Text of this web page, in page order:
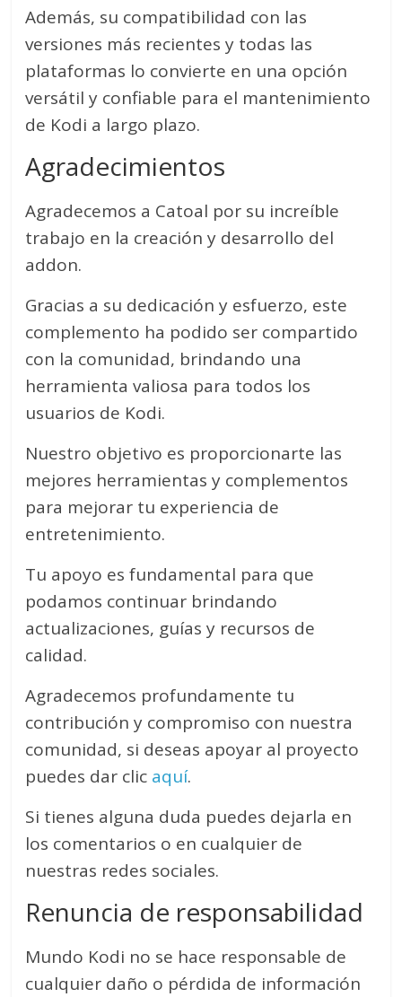
Además, su compatibilidad con las
versiones más recientes y todas las
plataformas lo convierte en una opción
versátil y confiable para el mantenimiento
de Kodi a largo plazo.
Agradecimientos
Agradecemos a Catoal por su increíble
trabajo en la creación y desarrollo del
addon.
Gracias a su dedicación y esfuerzo, este
complemento ha podido ser compartido
con la comunidad, brindando una
herramienta valiosa para todos los
usuarios de Kodi.
Nuestro objetivo es proporcionarte las
mejores herramientas y complementos
para mejorar tu experiencia de
entretenimiento.
Tu apoyo es fundamental para que
podamos continuar brindando
actualizaciones, guías y recursos de
calidad.
Agradecemos profundamente tu
contribución y compromiso con nuestra
comunidad, si deseas apoyar al proyecto
puedes dar clic aquí.
Si tienes alguna duda puedes dejarla en
los comentarios o en cualquier de
nuestras redes sociales.
Renuncia de responsabilidad
Mundo Kodi no se hace responsable de
cualquier daño o pérdida de información